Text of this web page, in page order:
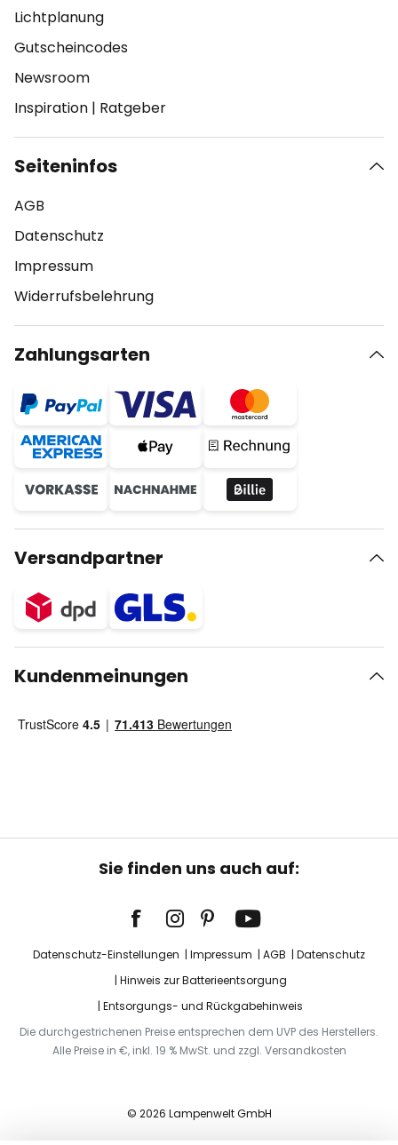
Lichtplanung
Gutscheincodes
Newsroom
Inspiration | Ratgeber
Seiteninfos
AGB
Datenschutz
Impressum
Widerrufsbelehrung
Zahlungsarten
Versandpartner
Kundenmeinungen
Sie finden uns auch auf:
Datenschutz-Einstellungen Impressum AGB
Datenschutz
Hinweis zur Batterieentsorgung
Entsorgungs- und Rückgabehinweis
Die durchgestrichenen Preise entsprechen dem UVP des Herstellers.
Alle Preise in €, inkl. 19 % MwSt. und zzgl. Versandkosten
© 2026 Lampenwelt GmbH